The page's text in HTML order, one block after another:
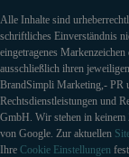
Alle Inhalte sind
schriftliches Einverständnis
eingetragenes
ausschließlich ihren
BrandSimpli Marketing,- PR
Rechtsdienstleistungen und
GmbH. Wir stehen in keinem
von Google. Zur aktuellen
Ihre Cookie Einstellungen